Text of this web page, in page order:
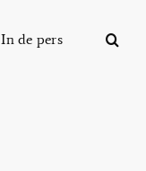
In de pers